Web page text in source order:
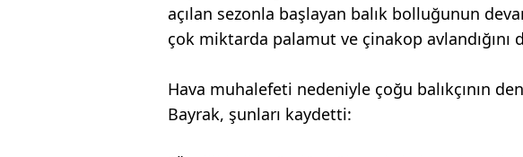
açılan sezonla başlayan balık bolluğunun
çok miktarda palamut ve çinakop avlandığını
Hava muhalefeti nedeniyle çoğu balıkçının
Bayrak, şunları kaydetti: